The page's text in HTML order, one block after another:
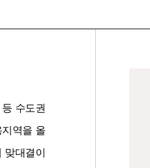
수도권
역을 올
대결이